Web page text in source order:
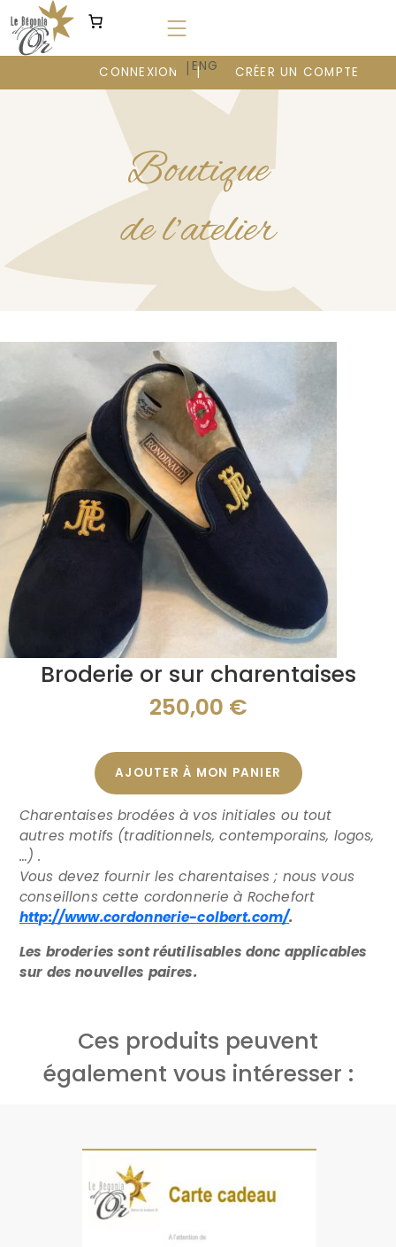
au
contenu
FR | ENG
CONNEXION CRÉER UN COMPTE
Boutique
de l’atelier
Broderie or sur charentaises
250,00 €
AJOUTER À MON PANIER
Charentaises brodées à vos initiales ou tout
autres motifs (traditionnels, contemporains, logos,
…) .
Vous devez fournir les charentaises ; nous vous
conseillons cette cordonnerie à Rochefort
http://www.cordonnerie-colbert.com/.
Les broderies sont réutilisables donc applicables
sur des nouvelles paires.
Ces produits peuvent
également vous intéresser :